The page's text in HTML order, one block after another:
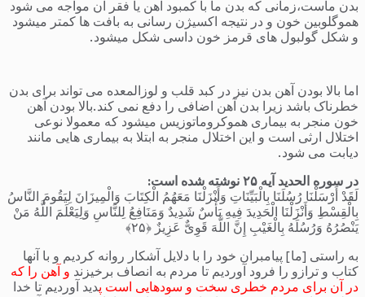
بدن ماست،زمانی که بدن ما با کمبود آهن یا فقر آن مواجه می شود
هموگلوبین خون و در نتیجه اکسیژن رسانی به بافت ها کمتر میشود
و شکل گولبول های قرمز خون داسی شکل میشود.
اما بالا بودن آهن بدن نیز در کبد قلب و لوزالمعده می تواند برای بدن
خطرناک باشد زیرا بدن آهن اضافی را دفع نمی کند.بالا بودن آهن
خون منجر به بیماری هموکروماتوزیس میشود که معمولا نوعی
اختلال ارثی است و این اختلال منجر به ابتلا به بیماری هایی مانند
دیابت می شود.
در سوره الحدید آیه ۲۵ نوشته شده است:
لَقَدْ أَرْسَلْنَا رُسُلَنَا بِالْبَیِّنَاتِ وَأَنْزَلْنَا مَعَهُمُ الْکِتَابَ وَالْمِیزَانَ لِیَقُومَ النَّاسُ
بِالْقِسْطِ وَأَنْزَلْنَا الْحَدِیدَ فِیهِ بَأْسٌ شَدِیدٌ وَمَنَافِعُ لِلنَّاسِ وَلِیَعْلَمَ اللَّهُ مَنْ
یَنْصُرُهُ وَرُسُلَهُ بِالْغَیْبِ إِنَّ اللَّهَ قَوِیٌّ عَزِیزٌ ﴿۲۵﴾
به راستى [ما] پیامبران خود را با دلایل آشکار روانه کردیم و با آنها
کتاب و ترازو را فرود آوردیم تا مردم به انصاف برخیزند و آهن را که
در آن براى مردم خطرى سخت و سودهایى است پدید آوردیم تا خدا